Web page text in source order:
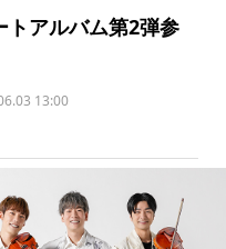
アルバム第2弾参
13:00